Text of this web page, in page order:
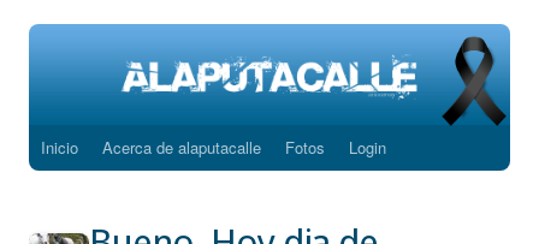
Saltar
contenido
Inicio Acerca de alaputacalle Fotos Login